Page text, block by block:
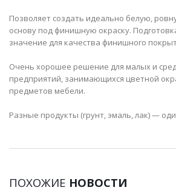
Позволяет создать идеально белую,
основу под финишную окраску.
значение для качества финишного
Очень хорошее решение для малых и
предприятий, занимающихся цветной
предметов мебели.
Разные продукты (грунт, эмаль, лак) —
ПОХОЖИЕ НОВОСТИ